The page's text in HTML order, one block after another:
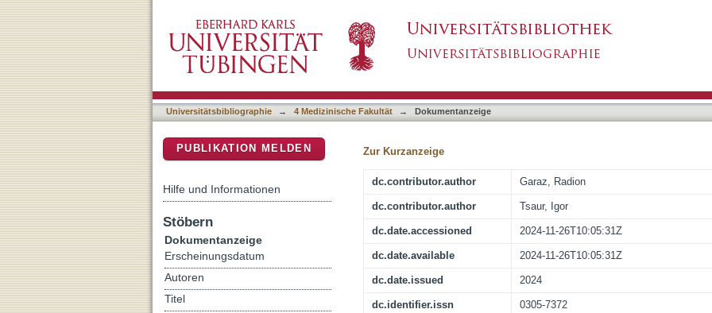
Brachytherapy and external beam radiation in the management of
changer for organ preservation?
Universitätsbibliographie → 4 Medizinische Fakultät → Dokumentanzeige
Zur Kurzanzeige
dc.contributor.author Garaz, Radion
dc.contributor.author Tsaur, Igor
dc.date.accessioned 2024-11-26T10:05:31Z
dc.date.available 2024-11-26T10:05:31Z
dc.date.issued 2024
dc.identifier.issn 0305-7372
PUBLIKATION MELDEN
Hilfe und Informationen
Stöbern
Dokumentanzeige
Erscheinungsdatum
Autoren
Titel